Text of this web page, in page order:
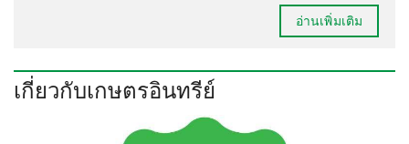
อ่านเพิ่มเติม
เกี่ยวกับเกษตรอินทรีย์